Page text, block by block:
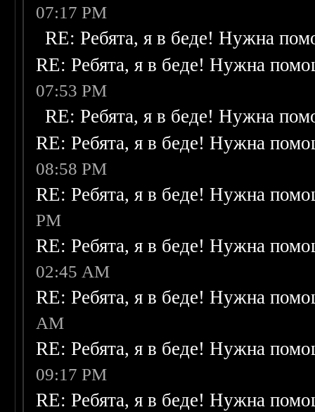
07:17 PM
RE: Ребята, я в беде! Нужна
RE: Ребята, я в беде! Нужна
07:53 PM
RE: Ребята, я в беде! Нужна
RE: Ребята, я в беде! Нужна
08:58 PM
RE: Ребята, я в беде! Нужна
PM
RE: Ребята, я в беде! Нужна
02:45 AM
RE: Ребята, я в беде! Нужна
AM
RE: Ребята, я в беде! Нужна
09:17 PM
RE: Ребята, я в беде! Нужна